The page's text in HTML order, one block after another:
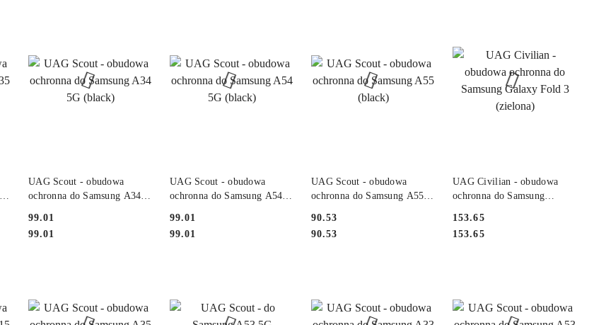
UAG Scout - obudowa
ochronna do Samsung A34
Cena:
99.01
Cena:
99.01
UAG Scout - obudowa
ochronna do Samsung A54
Cena:
99.01
Cena:
99.01
UAG Scout - obudowa
ochronna do Samsung A55
Cena:
90.53
Cena:
90.53
UAG Civilian - obudowa
ochronna do Samsung
Cena:
153.65
Cena:
153.65